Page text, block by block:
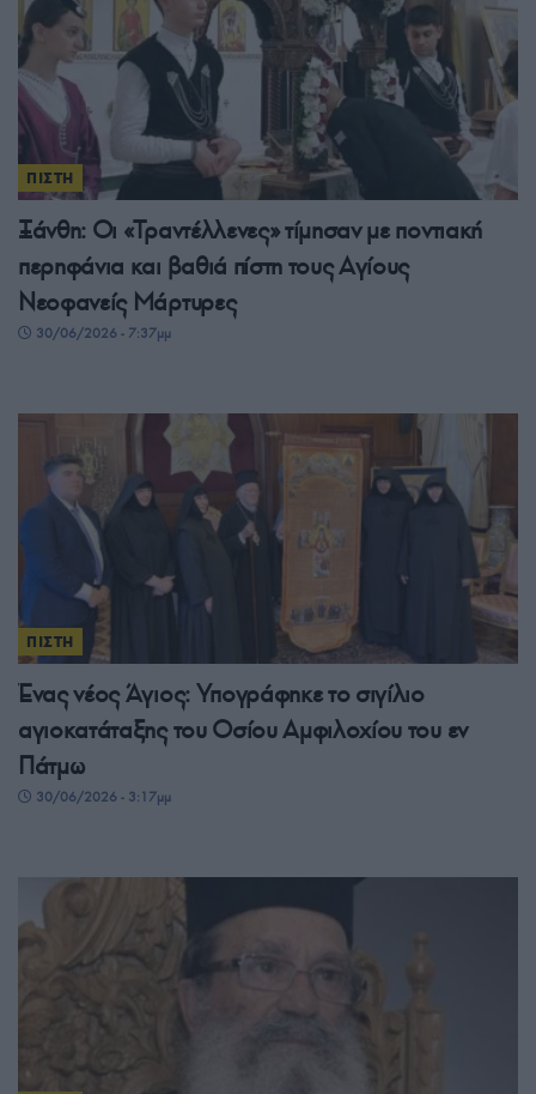
ΠΙΣΤΗ
Ξάνθη: Οι «Τραντέλλενες» τίμησαν με ποντιακή
περηφάνια και βαθιά πίστη τους Αγίους
Νεοφανείς Μάρτυρες
30/06/2026 - 7:37μμ
ΠΙΣΤΗ
Ένας νέος Άγιος: Υπογράφηκε το σιγίλιο
αγιοκατάταξης του Οσίου Αμφιλοχίου του εν
Πάτμω
30/06/2026 - 3:17μμ